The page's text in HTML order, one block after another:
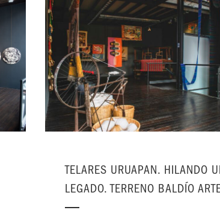
TELARES URUAPAN. HILANDO
LEGADO. TERRENO BALDÍO